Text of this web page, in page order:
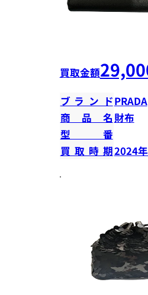
買取金額
ブランドPRADA
商品名 財布
型番
買取時期2024